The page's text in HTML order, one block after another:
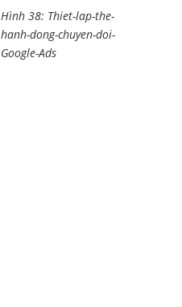
Hình 38: Thiet-lap-the-
hanh-dong-chuyen-doi-
Google-Ads